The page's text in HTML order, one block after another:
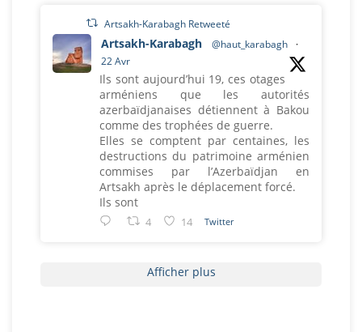
Artsakh-Karabagh Retweeté
Artsakh-Karabagh @haut_karabagh
·
22 Avr
Ils sont aujourd’hui 19, ces otages
arméniens que les autorités
azerbaïdjanaises détiennent à Bakou
comme des trophées de guerre.
Elles se comptent par centaines, les
destructions du patrimoine arménien
commises par l’Azerbaïdjan en
Artsakh après le déplacement forcé.
Ils sont
4 14 Twitter
Afficher plus